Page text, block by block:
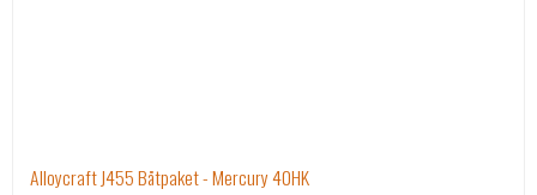
Alloycraft J455 Båtpaket - Mercury 40HK